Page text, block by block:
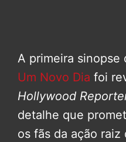
A primeira sinopse
Um Novo Dia foi
Hollywood
detalhe que
os fãs da ação